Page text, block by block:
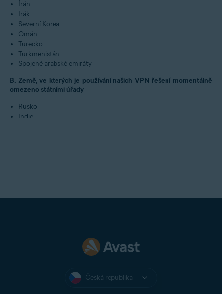
Írán
Irák
Severní Korea
Omán
Turecko
Turkmenistán
Spojené arabské emiráty
B. Země, ve kterých je používání našich VPN řešení momentálně
omezeno státními úřady
Rusko
Indie
Česká republika